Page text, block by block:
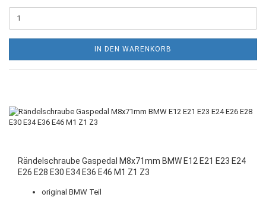
IN DEN WARENKORB
Rändelschraube Gaspedal M8x71mm BMW E12 E21 E23 E24
E26 E28 E30 E34 E36 E46 M1 Z1 Z3
original BMW Teil